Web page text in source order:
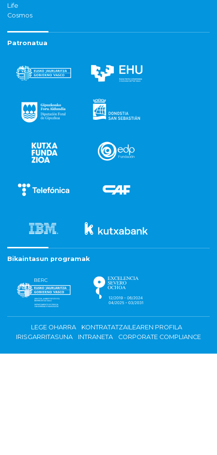
Life
Cosmos
Patronatua
Bikaintasun programak
LEGE OHARRA
KONTRATATZAILEAREN PROFILA
IRISGARRITASUNA
INTRANETA CORPORATE COMPLIANCE